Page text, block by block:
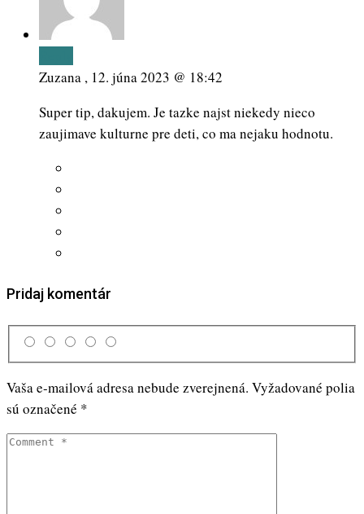
Zuzana , 12. júna 2023 @ 18:42
Super tip, dakujem. Je tazke najst niekedy nieco
zaujimave kulturne pre deti, co ma nejaku hodnotu.
Pridaj komentár
Vaša e-mailová adresa nebude zverejnená. Vyžadované polia
sú označené *